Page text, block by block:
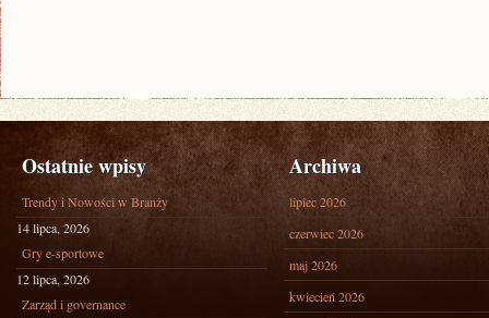
Ostatnie wpisy
Trendy i Nowości w Branży
14 lipca, 2026
Gry e-sportowe
12 lipca, 2026
Zarząd i governance
Archiwa
lipiec 2026
czerwiec 2026
maj 2026
kwiecień 2026